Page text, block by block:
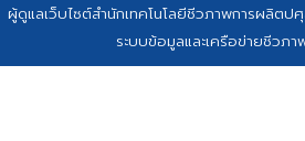
ผู้ดูแลเว็บไซต์สำนักเทคโนโลยีชีวภาพการผลิ
ระบบข้อมูลและเครือข่ายชีวภ